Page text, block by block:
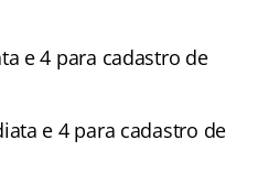
e 4 para cadastro de
e 4 para cadastro de